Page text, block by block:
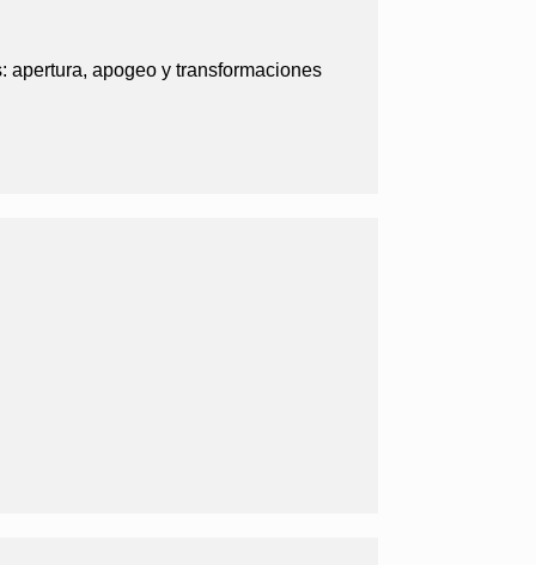
apogeo y transformaciones